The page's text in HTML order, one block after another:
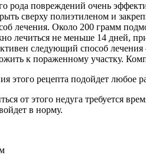
рода повреждений очень
сверху полиэтиленом и
лечения. Около 200 грамм
лечиться не меньше 14 дней,
следующий способ
к пораженному участку.
этого рецепта подойдет любое
от этого недуга требуется
в норму.